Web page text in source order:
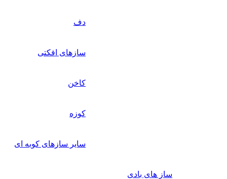
دف
سازهای افکتی
کاخن
کوزه
سایر سازهای کوبه ای
ساز های بادی